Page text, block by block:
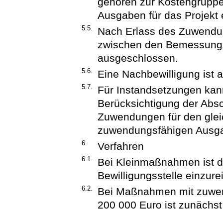
Ausgaben für das Projekt
5.5.
Nach Erlass des
zwischen den
ausgeschlossen.
5.6. Eine Nachbewilligung ist
5.7.
Für Instandsetzungen
Berücksichtigung der
Zuwendungen für den
zuwendungsfähigen
6. Verfahren
6.1.
Bei Kleinmaßnahmen ist
Bewilligungsstelle
6.2.
Bei Maßnahmen mit
200 000 Euro ist